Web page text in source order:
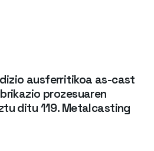
ausferritikoa as-cast
prozesuaren
ditu 119. Metalcasting